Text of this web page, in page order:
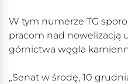
W tym numerze TG
pracom nad nowelizacją
górnictwa węgla
„Senat w środę, 10